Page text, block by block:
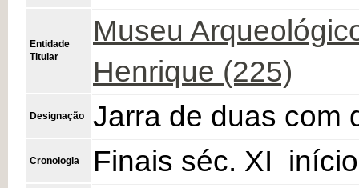
Entidade
Titular
Museu
Henrique (225)
Designação Jarra de duas com
Cronologia Finais séc. XI 